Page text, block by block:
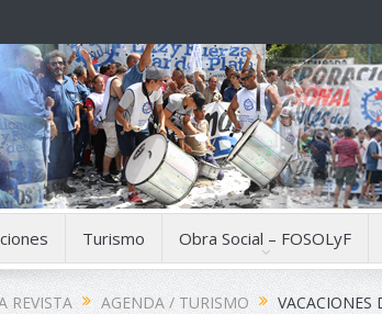
Turismo Obra Social – FOSOLyF
REVISTA AGENDA / TURISMO VACACIONES